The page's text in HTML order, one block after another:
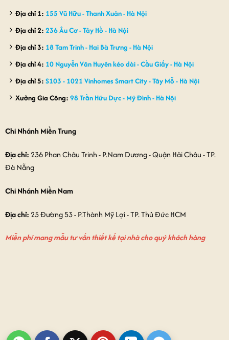
Địa chỉ 1: 155 Vũ Hữu - Thanh Xuân - Hà Nội
Địa chỉ 2: 236 Âu Cơ - Tây Hồ - Hà Nội
Địa chỉ 3: 18 Tam Trinh - Hai Bà Trưng - Hà Nội
Địa chỉ 4: 10 Nguyễn Văn Huyên kéo dài - Cầu Giấy - Hà Nội
Địa chỉ 5: S103 - 1021 Vinhomes Smart City - Tây Mỗ - Hà Nội
Xưởng Gia Công: 98 Trần Hữu Dực - Mỹ Đình - Hà Nội
Chi Nhánh Miền Trung
Địa chỉ: 236 Phan Châu Trinh - P.Nam Dương - Quận Hải Châu - TP.
Đà Nẵng
Chi Nhánh Miền Nam
Địa chỉ: 25 Đường 53 - P.Thành Mỹ Lợi - TP. Thủ Đức HCM
Miễn phí mang mẫu tư vấn thiết kế tại nhà cho quý khách hàng